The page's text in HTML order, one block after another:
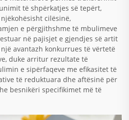
të shpërkatjes së tepërt,
cilësinë,
e përgjithshme të mbulimeve
në pajisjet e gjendjes së artit
avantazh konkurrues të vërtetë
duke arritur rezultate të
e sipërfaqeve me efikasitet të
të reduktuara dhe aftësinë për
besnikëri specifikimet më të